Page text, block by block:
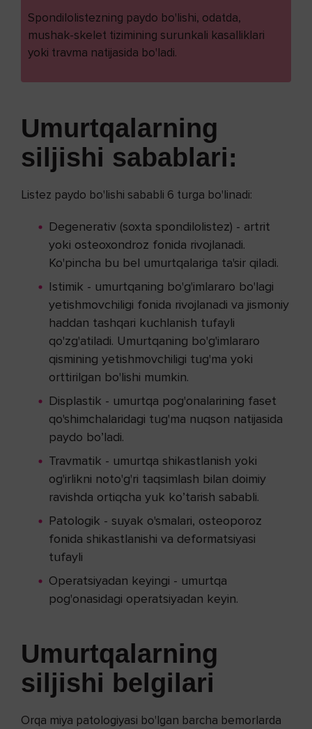
Spondilolistezning paydo bo'lishi, odatda,
mushak-skelet tizimining surunkali kasalliklari
yoki travma natijasida bo'ladi.
Umurtqalarning
siljishi sabablari:
Listez paydo bo'lishi sababli 6 turga bo'linadi:
Degenerativ (soxta spondilolistez) - artrit
yoki osteoxondroz fonida rivojlanadi.
Ko'pincha bu bel umurtqalariga ta'sir qiladi.
Istimik - umurtqaning bo'g'imlararo bo'lagi
yetishmovchiligi fonida rivojlanadi va jismoniy
haddan tashqari kuchlanish tufayli
qo'zg'atiladi. Umurtqaning bo'g'imlararo
qismining yetishmovchiligi tug'ma yoki
orttirilgan bo'lishi mumkin.
Displastik - umurtqa pog'onalarining faset
qo'shimchalaridagi tug'ma nuqson natijasida
paydo bo’ladi.
Travmatik - umurtqa shikastlanish yoki
og'irlikni noto'g'ri taqsimlash bilan doimiy
ravishda ortiqcha yuk ko’tarish sababli.
Patologik - suyak o'smalari, osteoporoz
fonida shikastlanishi va deformatsiyasi
tufayli
Operatsiyadan keyingi - umurtqa
pog'onasidagi operatsiyadan keyin.
Umurtqalarning
siljishi belgilari
Orqa miya patologiyasi bo'lgan barcha bemorlarda